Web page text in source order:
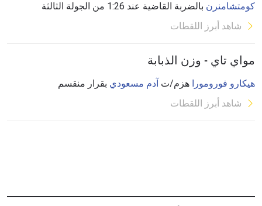
كومتشامنرن بالضربة القاضية عند 1:26 من الجولة الثالثة
شاهد أبرز اللقطات
مواي تاي - وزن الذبابة
هيكارو فورومورا هزم/ت آدم مسعودي بقرار منقسم
شاهد أبرز اللقطات